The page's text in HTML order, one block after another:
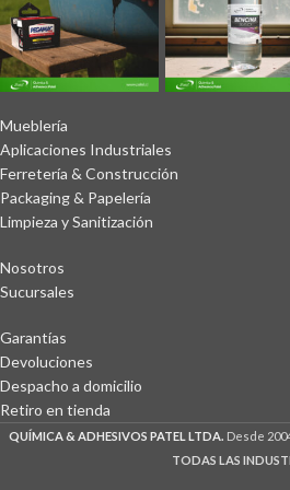
Mueblería
Aplicaciones Industriales
Ferretería & Construcción
Packaging & Papelería
Limpieza y Sanitización
Nosotros
Sucursales
Garantías
Devoluciones
Despacho a domicilio
Retiro en tienda
QUÍMICA & ADHESIVOS PATEL LTDA. Desde
TODAS LAS